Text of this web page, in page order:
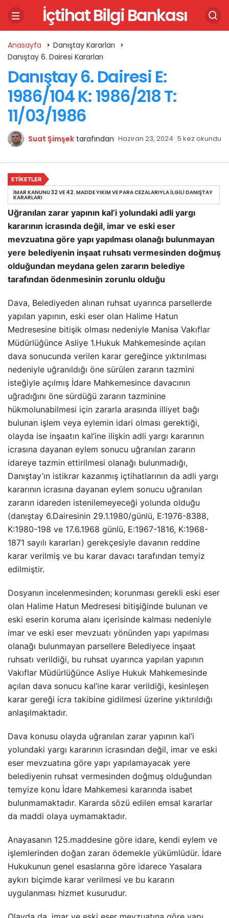
İçtihat Bilgi Bankası
Anasayfa
Danıştay Kararları
Danıştay 6. Dairesi Kararları
Danıştay 6. Dairesi E:
1986/104 K: 1986/218 T:
11/03/1986
Suat Şimşek tarafından Haziran 23, 2024 5 kez okundu
Uğranılan zarar yapının kal’i yolundaki adli yargı
kararının icrasında değil, imar ve eski eser
mevzuatına göre yapı yapılması olanağı bulunmayan
yere belediyenin inşaat ruhsatı vermesinden doğmuş
olduğundan meydana gelen zararın belediye
tarafından ödenmesinin zorunlu olduğu
Dava, Belediyeden alınan ruhsat uyarınca parsellerde
yapılan yapının, eski eser olan Halime Hatun
Medresesine bitişik olması nedeniyle Manisa Vakıflar
Müdürlüğünce Asliye 1.Hukuk Mahkemesinde açılan
dava sonucunda verilen karar gereğince yıktırılması
nedeniyle uğranıldığı öne sürülen zararın tazmini
isteğiyle açılmış İdare Mahkemesince davacının
uğradığını öne sürdüğü zararın tazminine
hükmolunabilmesi için zararla arasında illiyet bağı
bulunan işlem veya eylemin idari olması gerektiği,
olayda ise inşaatın kal’ine ilişkin adli yargı kararının
icrasına dayanan eylem sonucu uğranılan zararın
idareye tazmin ettirilmesi olanağı bulunmadığı,
Danıştay’ın istikrar kazanmış içtihatlarının da adli yargı
kararının icrasına dayanan eylem sonucu uğranılan
zararın idareden istenilemeyeceği yolunda olduğu
(danıştay 6.Dairesinin 29.1.1980/günlü, E:1976-8388,
K:1980-198 ve 17.6.1968 günlü, E:1967-1816, K:1968-
1871 sayılı kararları) gerekçesiyle davanın reddine
karar verilmiş ve bu karar davacı tarafından temyiz
edilmiştir.
Dosyanın incelenmesinden; korunması gerekli eski eser
olan Halime Hatun Medresesi bitişiğinde bulunan ve
eski eserin koruma alanı içerisinde kalması nedeniyle
imar ve eski eser mevzuatı yönünden yapı yapılması
olanağı bulunmayan parsellere Belediyece inşaat
ruhsatı verildiği, bu ruhsat uyarınca yapılan yapının
Vakıflar Müdürlüğünce Asliye Hukuk Mahkemesinde
açılan dava sonucu kal’ine karar verildiği, kesinleşen
karar gereği icra takibine gidilmesi üzerine yıktırıldığı
anlaşılmaktadır.
Dava konusu olayda uğranılan zarar yapının kal’i
yolundaki yargı kararının icrasından değil, imar ve eski
eser mevzuatına göre yapı yapılamayacak yere
belediyenin ruhsat vermesinden doğmuş olduğundan
temyize konu İdare Mahkemesi kararında isabet
bulunmamaktadır. Kararda sözü edilen emsal kararlar
da maddi olaya uymamaktadır.
Anayasanın 125.maddesine göre idare, kendi eylem ve
işlemlerinden doğan zararı ödemekle yükümlüdür. İdare
Hukukunun genel esaslarına göre idarece Yasalara
aykırı biçimde karar verilmesi ve bu kararın
uygulanması hizmet kusurudur.
ETIKETLER
İMAR KANUNU 32 VE 42. MADDE YIKIM VE PARA CEZALARIYLA İLGILI DANIŞTAY
KARARLARI